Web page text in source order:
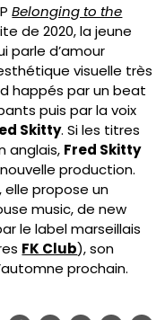
Belonging to the
de 2020, la jeune
parle d’amour
visuelle très
happés par un beat
puis par la voix
Skitty. Si les titres
anglais, Fred Skitty
production.
elle propose un
music, de new
le label marseillais
FK Club), son
prochain.